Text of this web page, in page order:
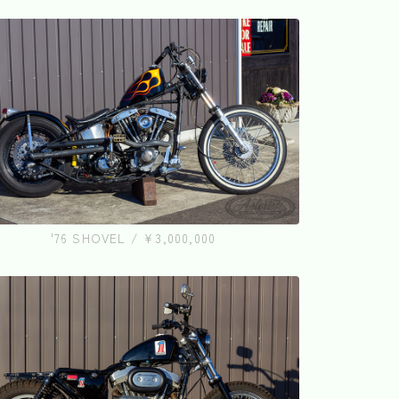
'76 SHOVEL / ¥3,000,000